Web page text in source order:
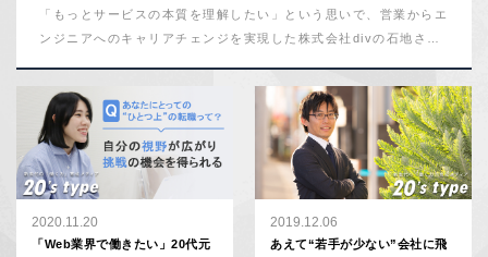
ワケ
「もっとサービスの本質を理解したい」という思いで、営業からエ
ンジニアへのキャリアチェンジを実現した株式会社divの石地さ
2020.11.20
「Web業界で働きたい」20代元
2019.12.06
あえて“若手が少ない”会社に飛